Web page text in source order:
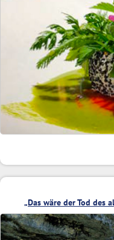
„Das wäre der Tod des